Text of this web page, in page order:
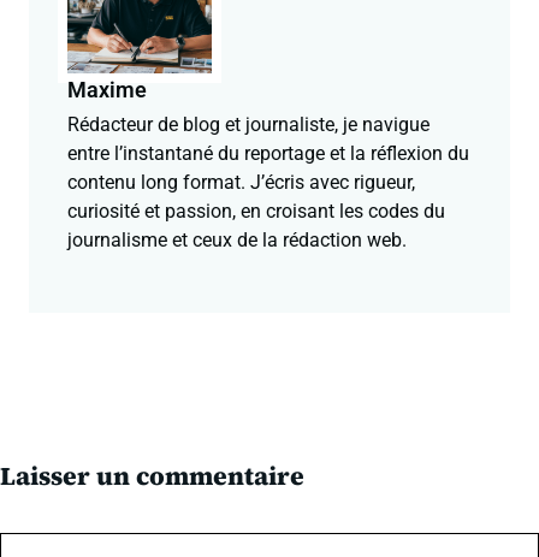
Maxime
Rédacteur de blog et journaliste, je navigue
entre l’instantané du reportage et la réflexion du
contenu long format. J’écris avec rigueur,
curiosité et passion, en croisant les codes du
journalisme et ceux de la rédaction web.
Laisser un commentaire